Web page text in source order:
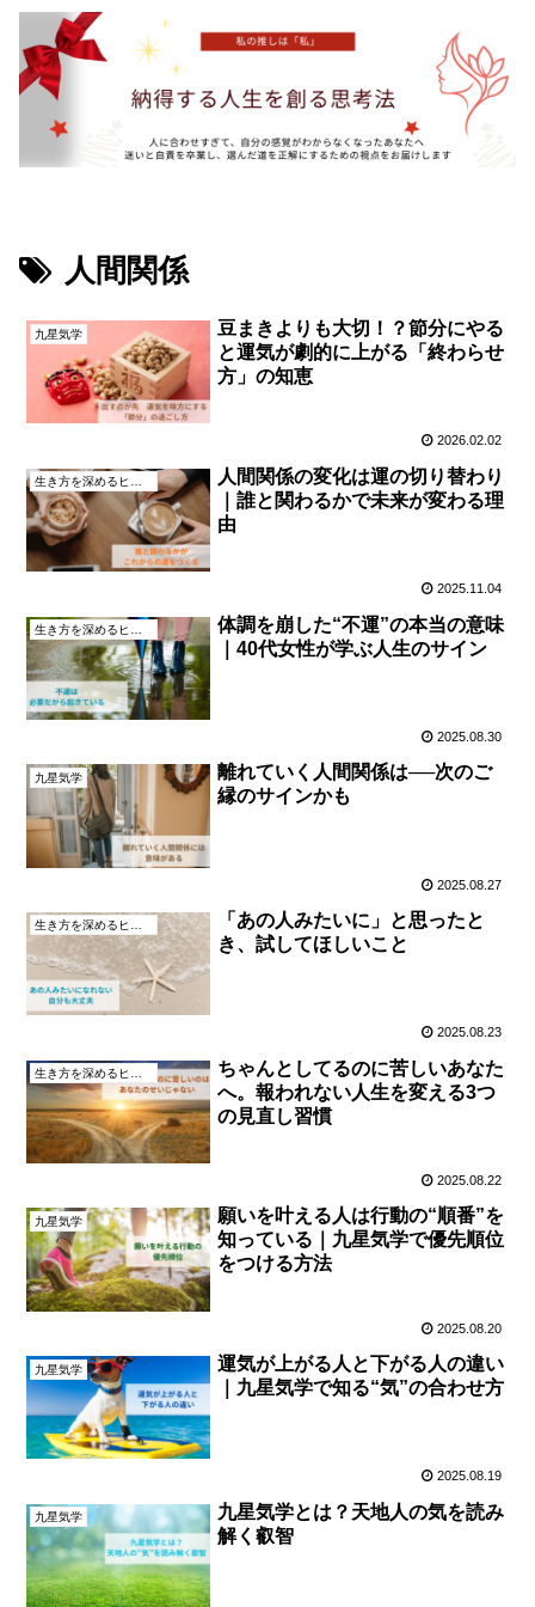
人間関係
九星気学
豆まきよりも大切！？節分にやる
と運気が劇的に上がる「終わらせ
方」の知恵
2026.02.02
生き方を深めるヒント
人間関係の変化は運の切り替わり
｜誰と関わるかで未来が変わる理
由
2025.11.04
体調を崩した“不運”の本当の意味
｜40代女性が学ぶ人生のサイン
2025.08.30
九星気学
離れていく人間関係は──次のご
縁のサインかも
2025.08.27
生き方を深めるヒント
「あの人みたいに」と思ったと
き、試してほしいこと
2025.08.23
ちゃんとしてるのに苦しいあなた
へ。報われない人生を変える3つ
の見直し習慣
2025.08.22
九星気学
願いを叶える人は行動の“順番”を
知っている｜九星気学で優先順位
をつける方法
2025.08.20
九星気学
運気が上がる人と下がる人の違い
｜九星気学で知る“気”の合わせ方
2025.08.19
九星気学
九星気学とは？天地人の気を読み
解く叡智